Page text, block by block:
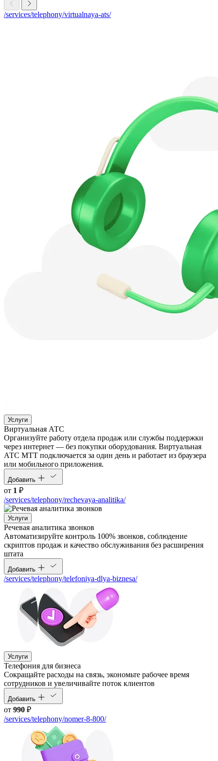
/services/telephony/virtualnaya-ats/
Услуги
Виртуальная АТС
Организуйте работу отдела продаж или службы поддержки
через интернет — без покупки оборудования. Виртуальная
АТС МТТ подключается за один день и работает из браузера
или мобильного приложения.
Добавить
от 1 ₽
/services/telephony/rechevaya-analitika/
Услуги
Речевая аналитика звонков
Автоматизируйте контроль 100% звонков, соблюдение
скриптов продаж и качество обслуживания без расширения
штата
Добавить
/services/telephony/telefoniya-dlya-biznesa/
Услуги
Телефония для бизнеса
Cокращайте расходы на связь, экономьте рабочее время
сотрудников и увеличивайте поток клиентов
Добавить
от 990 ₽
/services/telephony/nomer-8-800/